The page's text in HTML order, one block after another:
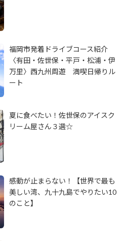
福岡市発着ドライブコース紹介
〈有田・佐世保・平戸・松浦・伊
万里〉西九州周遊 満喫日帰りル
ート
夏に食べたい！佐世保のアイスク
リーム屋さん３選☆
感動が止まらない！【世界で最も
美しい湾、九十九島でやりたい10
のこと】